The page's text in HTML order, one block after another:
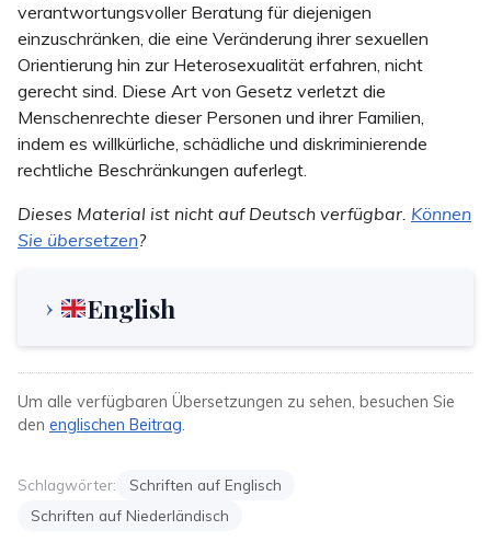
verantwortungsvoller Beratung für diejenigen
einzuschränken, die eine Veränderung ihrer sexuellen
Orientierung hin zur Heterosexualität erfahren, nicht
gerecht sind. Diese Art von Gesetz verletzt die
Menschenrechte dieser Personen und ihrer Familien,
indem es willkürliche, schädliche und diskriminierende
rechtliche Beschränkungen auferlegt.
Dieses Material ist nicht auf Deutsch verfügbar. Können
Sie übersetzen?
English
Um alle verfügbaren Übersetzungen zu sehen, besuchen Sie
den englischen Beitrag.
Schlagwörter:
Schriften auf Englisch
Schriften auf Niederländisch